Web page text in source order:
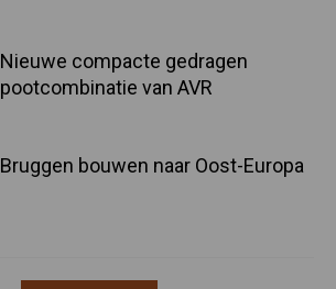
Nieuwe compacte gedragen
pootcombinatie van AVR
Bruggen bouwen naar Oost-Europa